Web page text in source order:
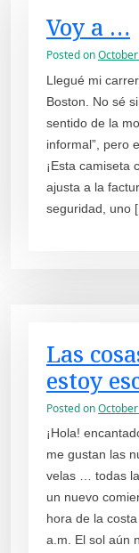
Voy a …
Posted on
Llegué mi
Boston. No sé
sentido de la
informal”, pero
¡Esta camiseta
ajusta a la
seguridad, uno
Las
estoy
Posted on
¡Hola!
me gustan las
velas … todas
un nuevo
hora de la
a.m. El sol aún